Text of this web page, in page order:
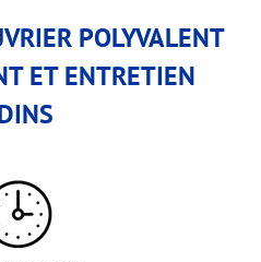
POLYVALENT
ET ENTRETIEN